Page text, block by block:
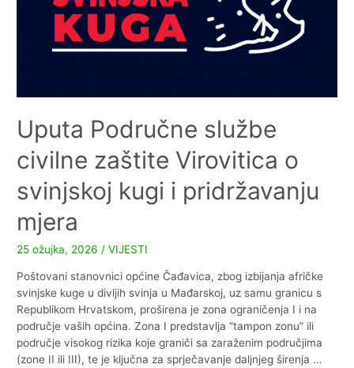
Uputa Područne službe
civilne zaštite Virovitica o
svinjskoj kugi i pridržavanju
mjera
25 ožujka, 2026 /VIJESTI
Poštovani stanovnici općine Čađavica, zbog izbijanja afričke
svinjske kuge u divljih svinja u Mađarskoj, uz samu granicu s
Republikom Hrvatskom, proširena je zona ograničenja I i na
područje vaših općina. Zona I predstavlja “tampon zonu” ili
područje visokog rizika koje graniči sa zaraženim područjima
(zone II ili III), te je ključna za sprječavanje daljnjeg širenja …